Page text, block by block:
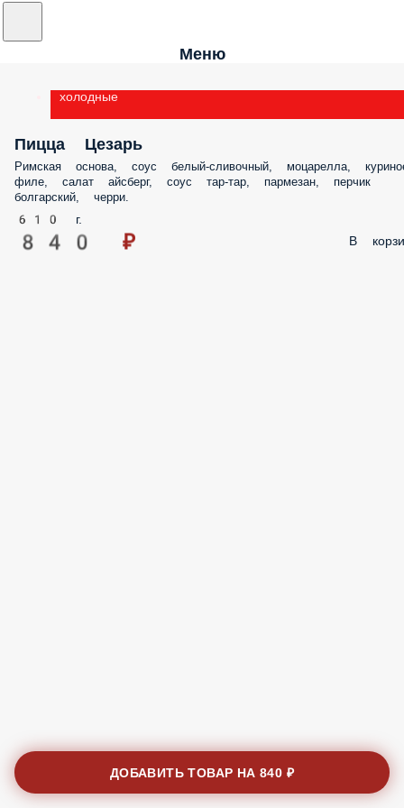
Меню
холодные
Пицца Цезарь
Римская основа, соус белый-сливочный, моцарелла,
филе, салат айсберг, соус тар-тар, пармезан, перчик
болгарский, черри.
610 г.
840 ₽ В
ДОБАВИТЬ ТОВАР НА840 ₽